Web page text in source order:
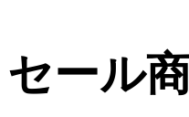
セール